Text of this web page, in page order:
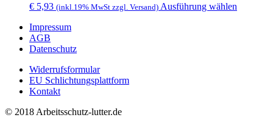
auf
€ 5,93 (inkl.19% MwSt zzgl. Versand) Ausführung wählen
Impressum
AGB
Datenschutz
Widerrufsformular
EU Schlichtungsplattform
Kontakt
© 2018 Arbeitsschutz-lutter.de